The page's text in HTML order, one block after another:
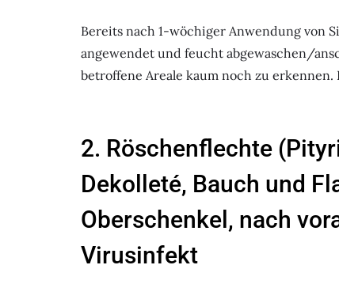
Bereits nach 1-wöchiger Anwendung von
angewendet und feucht abgewaschen/
betroffene Areale kaum noch zu
2. Röschenflechte
Dekolleté, Bauch und
Oberschenkel, nach
Virusinfekt